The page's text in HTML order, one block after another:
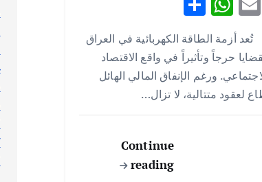
w
m
ai
l
h
at
s
A
p
h
ar
e
أزمة الطاقة الكهربائية في العراق
حرجاً وتأثيراً في واقع الاقتصاد
ورغم الإنفاق المالي الهائل
لعقود متتالية، لا تزال…
Continue
reading